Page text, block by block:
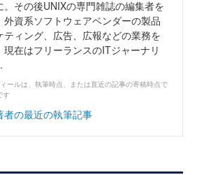
。その後UNIXの専門雑誌の編集者を
外資系ソフトウェアベンダーの製品
ティング、広告、広報などの業務を
現在はフリーランスのITジャーナリ
ールは、執筆時点、または直近の記事の寄稿時点で
す
者の最近の執筆記事